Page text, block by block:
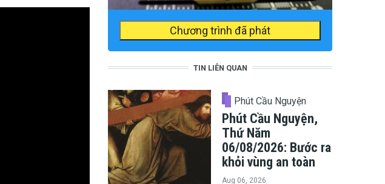
Chương trình đã phát
TIN LIÊN QUAN
Phút Cầu Nguyện
Phút Cầu Nguyện,
Thứ Năm
06/08/2026: Bước ra
khỏi vùng an toàn
Aug 06, 2026